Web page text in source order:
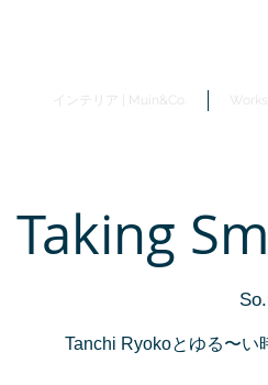
インテリア | Muin&Co. Works
Taking
Tanchi Ryokoとゆる〜